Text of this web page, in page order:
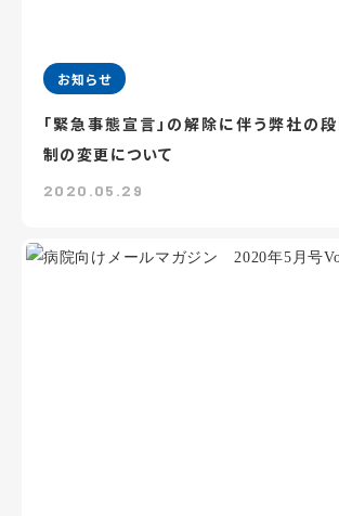
お知らせ
「緊急事態宣言」の解除に伴う弊社の
制の変更について
2020.05.29